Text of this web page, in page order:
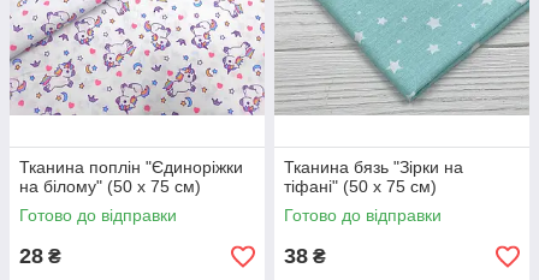
Тканина поплін "Єдиноріжки
на білому" (50 х 75 см)
Готово до відправки
28 ₴
Тканина бязь "Зірки на
тіфані" (50 х 75 см)
Готово до відправки
38 ₴